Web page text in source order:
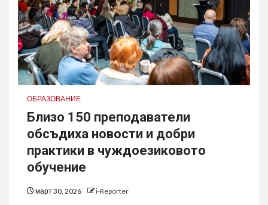
ОБРАЗОВАНИЕ
Близо 150 преподаватели
обсъдиха новости и добри
практики в чуждоезиковото
обучение
март 30, 2026 i-Reporter